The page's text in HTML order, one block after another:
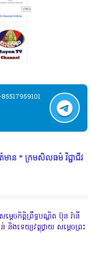
ជ្ជាជីវៈ ត្រូវបានអនុ
ចកិត្តិព្រឹទ្ធបណ្ឌិត ប៊ុន រ៉ានី
ងទេយ្យវត្ថុថ្វាយ សម្តេចព្រះ